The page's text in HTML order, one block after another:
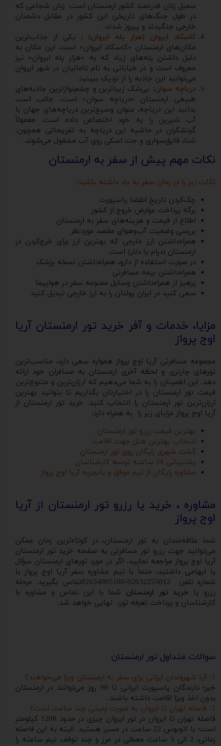
سمبل زنان قدرتمند کشور ارمنستان است: زنان شجاعی که
در طول جنگ‌های تاریخی این کشور در مقابل دشمنان
خارجی جنگیدند و پیروز شدند.
کاسکاد ایروان (هزار پله ایروان) :
یکی از جذاب‌ترین
مکان‌های ارمنستان «کاسکاد ایروان» است. این مکان به
دلیل داشتن پله‌های زیاد که به «هزار پله ایروان» نیز
معروف است و در خیابانی به نام تامانیان در شهر ایروان
می‌توانید این جاذبه را از نزدیک ببینید.
دریاچه سوان: بی‌شک زیباترین و چشم‌نوازترین جاذبه‌های
طبیعی ارمنستان «دریاچه سوان» است. جالب است
بدانید این دریاچه، عنوان وسیع‌ترین دریاچه‌های جهان با
آب شیرین را به خود اختصاص داده است. معمولاً
گردشگران در حاشیه این دریاچه به تفریحاتی همچون:
شنا، قایق‌سواری و جت اسکی روی آب مشغول می‌شوند.
نکات مهم پیش از سفر به ارمنستان
نکات زیر را در زمان سفر به یاد داشته باشید:
چک‌کردن تاریخ انقضا پاسپورت
برگه پرداخت عوارض خروج از کشور
اطلاع از قیمت و هزینه‌های سفر به ارمنستان
بررسی وضعیت آب‌وهوای مقصد موردنظر
همراه‌داشتن ارز خارجی که بهترین ارز برای خرج‌کردن در
ارمنستان (درام یا دلار) است.
در صورت استفاده از دارو، همراه‌داشتن نسخه پزشک
همراه‌داشتن بیمه مسافرتی
پرهیز از همراه‌داشتن وسایل ممنوعه سفر در هواپیما
سعی کنید در ایران پولتان را به ارز خارجی تبدیل کنید
مزایا، خدمات و آفر خرید تور ارمنستان آریا
اوج پرواز
مجموعه مسافرتی آریا اوج پرواز همواره سعی دارد، مناسب‌ترین
تورهای چارتری و لحظه آخری ارمنستان به مسافران خود ارائه
دهد. این اطمینان را به شما می‌دهیم که ارزان‌ترین و متنوع‌ترین
قیمت تور ارمنستان را در اختیارتان بگذاریم تا بتوانید بهترین
ارزان‌ترین تور ارمنستان را انتخاب کنید. خرید تور ارمنستان از
آریا اوج پرواز مزایای زیر را به همراه دارد:
بهترین قیمت رزرو تور ارمنستان
انتخاب بهترین هتل جهت اقامت
گشت شهری رایگان روی تور ارمنستان
پشتیبانی 24 ساعته توسط کارشناسان
مشاوره رایگان از تیم موفق و باتجربه آریا اوج پرواز
مشاوره ، خرید یا رزرو تور ارمنستان از آریا
اوج پرواز
شما علاقه‌مندان به تور ارمنستان، در کوتاه‌ترین زمان ممکن
می‌توانید جهت رزرو تور مسافرتی به صفحه خرید تور ارمنستان
آریا اوج پرواز مراجعه نمایید. اگر در مورد تورهای ارمنستان سؤال
یا ابهامی داشتید، حتماً با تیم مشاوره سفر آریا اوج پرواز با
شماره تلفن 02632255012-02634005160تماس بگیرید. مرحله
رزرو یا خرید تور ارمنستان شما با این تماس و مشاوره با
کارشناسان و پرداخت تعرفه تور، نهایی خواهد شد.
سوالات متداول تور ارمنستان
1- آیا شهروندان ایرانی برای سفر به ارمنستان ویزا می‌خواهند؟
خیر؛ دارندگان پاسپورت ایرانی تا 90 روز می‌توانند در ارمنستان
بدون اخذ ویزا اقامت داشته باشند.
2- فاصله تهران تا ایروان به صورت زمینی چند ساعت است؟
فاصله تهران تا ایروان در تور ایروان چیزی در حدود 1208 کیلومتر
است؛ با اتوبوس 22 ساعت در مسیر هستید. البته به این فاصله
زمانی، 2 الی 3 ساعت معطلی در مرز و چند توقف نیم ساعته را